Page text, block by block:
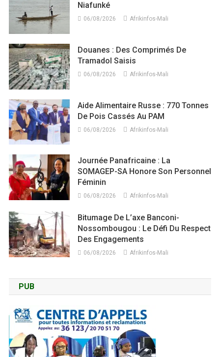
Niafunké
06/08/2026 Afrikinfos-Mali
Douanes : Des Comprimés De
Tramadol Saisis
06/08/2026 Afrikinfos-Mali
Aide Alimentaire Russe : 770 Tonnes
De Pois Cassés Au PAM
06/08/2026 Afrikinfos-Mali
Journée Panafricaine : La
SOMAGEP-SA Honore Son Personnel
Féminin
06/08/2026 Afrikinfos-Mali
Bitumage De L’axe Banconi-
Nossombougou : Le Défi Du Respect
Des Engagements
06/08/2026 Afrikinfos-Mali
PUB